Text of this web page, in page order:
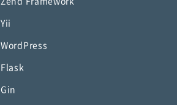
Yii
WordPress
Flask
Gin